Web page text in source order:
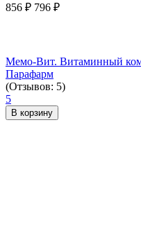
856 ₽ 796 ₽
Мемо-Вит. Витаминный
Парафарм
(Отзывов: 5)
5
В корзину